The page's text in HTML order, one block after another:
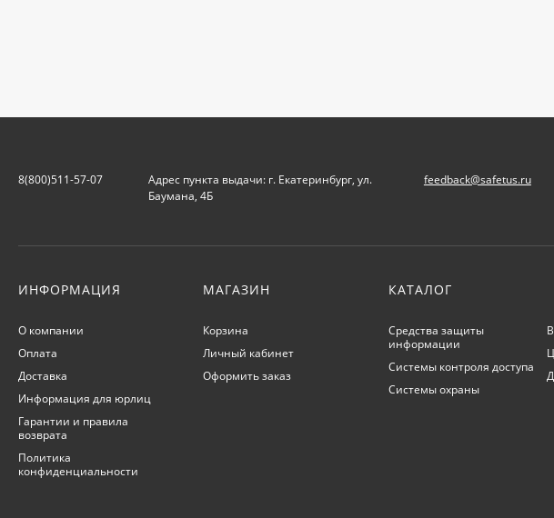
8(800)511-57-07
Адрес пункта выдачи: г. Екатеринбург, ул.
Баумана, 4Б
feedback@safetus.ru
ИНФОРМАЦИЯ
О компании
Оплата
Доставка
Информация для юрлиц
Гарантии и правила
возврата
Политика
конфиденциальности
МАГАЗИН
Корзина
Личный кабинет
Оформить заказ
КАТАЛОГ
Средства защиты
информации
Системы контроля доступа
Системы охраны